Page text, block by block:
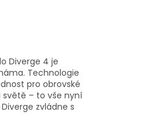
Diverge 4 je
Technologie
pro obrovské
světě – to vše nyní
zvládne s